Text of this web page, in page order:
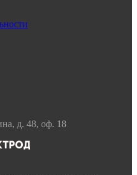
д. 48, оф. 18